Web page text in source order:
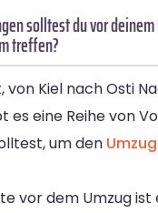
solltest du vor
treffen?
von Kiel nach Osti
es eine Reihe von
um den Umzug
vor dem Umzug ist